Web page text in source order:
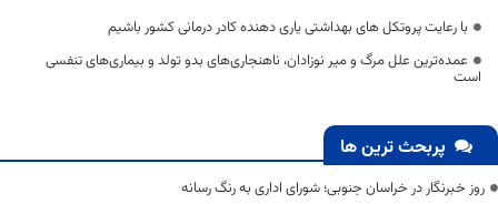
با رعایت پروتکل های بهداشتی یاری دهنده کادر درمانی کشور باشیم
عمده‌ترین علل مرگ و میر نوزادان، ناهنجاری‌های بدو تولد و بیماری‌های تنفسی
است
پربحث ترین ها
روز خبرنگار در خراسان جنوبی؛ شورای اداری به رنگ رسانه